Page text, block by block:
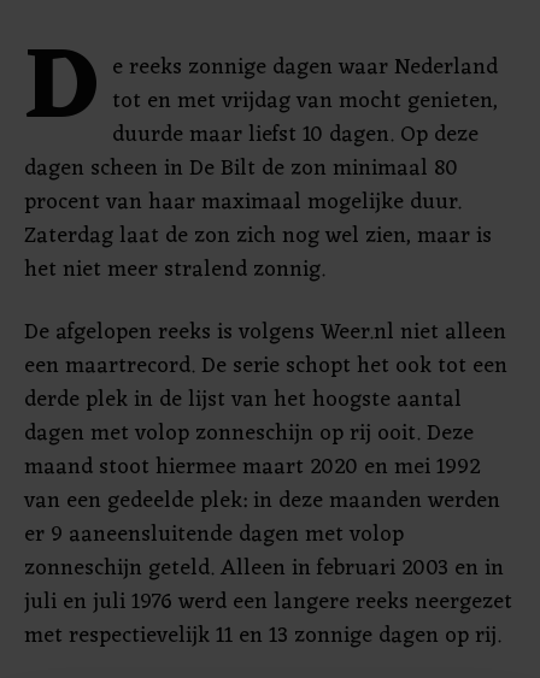
D e reeks zonnige dagen waar Nederland
tot en met vrijdag van mocht genieten,
duurde maar liefst 10 dagen. Op deze
dagen scheen in De Bilt de zon minimaal 80
procent van haar maximaal mogelijke duur.
Zaterdag laat de zon zich nog wel zien, maar is
het niet meer stralend zonnig.
De afgelopen reeks is volgens Weer.nl niet alleen
een maartrecord. De serie schopt het ook tot een
derde plek in de lijst van het hoogste aantal
dagen met volop zonneschijn op rij ooit. Deze
maand stoot hiermee maart 2020 en mei 1992
van een gedeelde plek: in deze maanden werden
er 9 aaneensluitende dagen met volop
zonneschijn geteld. Alleen in februari 2003 en in
juli en juli 1976 werd een langere reeks neergezet
met respectievelijk 11 en 13 zonnige dagen op rij.